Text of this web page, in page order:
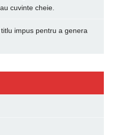
cuvinte cheie.
impus pentru a genera